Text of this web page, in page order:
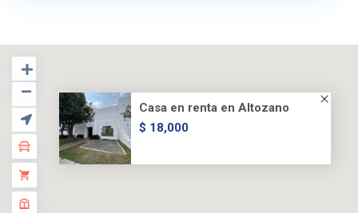
Casa en renta en Altozano
$ 18,000